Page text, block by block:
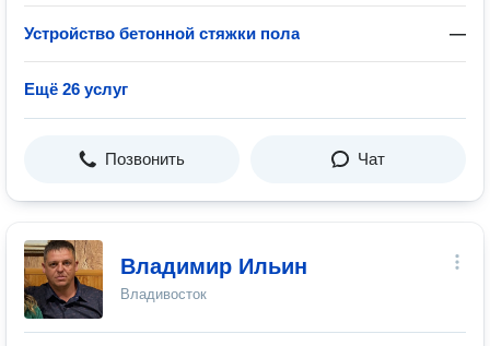
Устройство бетонной стяжки пола —
Ещё 26 услуг
Позвонить Чат
Владимир Ильин
Владивосток